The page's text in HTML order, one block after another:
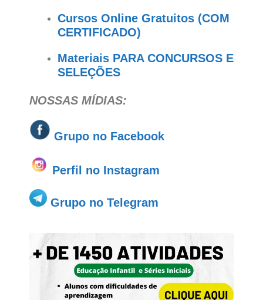
Cursos Online Gratuitos (COM
CERTIFICADO)
Materiais PARA CONCURSOS E
SELEÇÕES
NOSSAS MÍDIAS:
Grupo no Facebook
Perfil no Instagram
Grupo no Telegram